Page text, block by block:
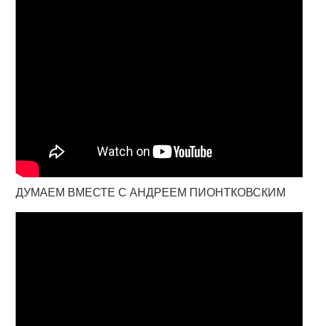
ДУМАЕМ ВМЕСТЕ С АНДРЕЕМ ПИОНТКОВСКИМ